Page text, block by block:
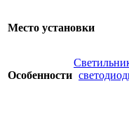
Место установки
Особенности